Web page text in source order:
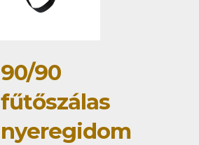
90/90
fűtőszálas
nyeregidom